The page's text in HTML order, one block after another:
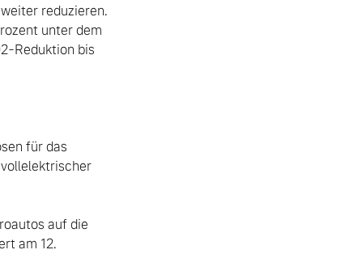
unter dem
Reduktion bis
für das
am 12.